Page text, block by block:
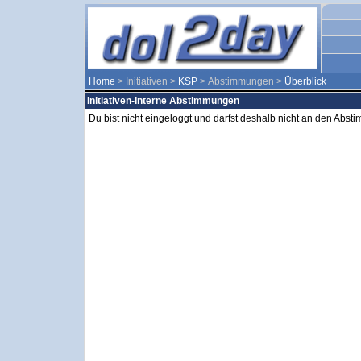
Home > Initiativen > KSP > Abstimmungen > Überblick
Initiativen-Interne Abstimmungen
Du bist nicht eingeloggt und darfst deshalb nicht an den